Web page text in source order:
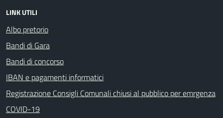
LINK UTILI
Albo pretorio
Bandi di Gara
Bandi di concorso
IBAN e pagamenti informatici
Registrazione Consigli Comunali chiusi al pubblico per emrgenza
COVID-19